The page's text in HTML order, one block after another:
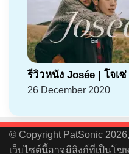
รีวิวหนัง Josée | โจเ
26 December 2020
© Copyright PatSonic
เว็บไซต์นี้อาจมีลิงก์ที่เป็นโ